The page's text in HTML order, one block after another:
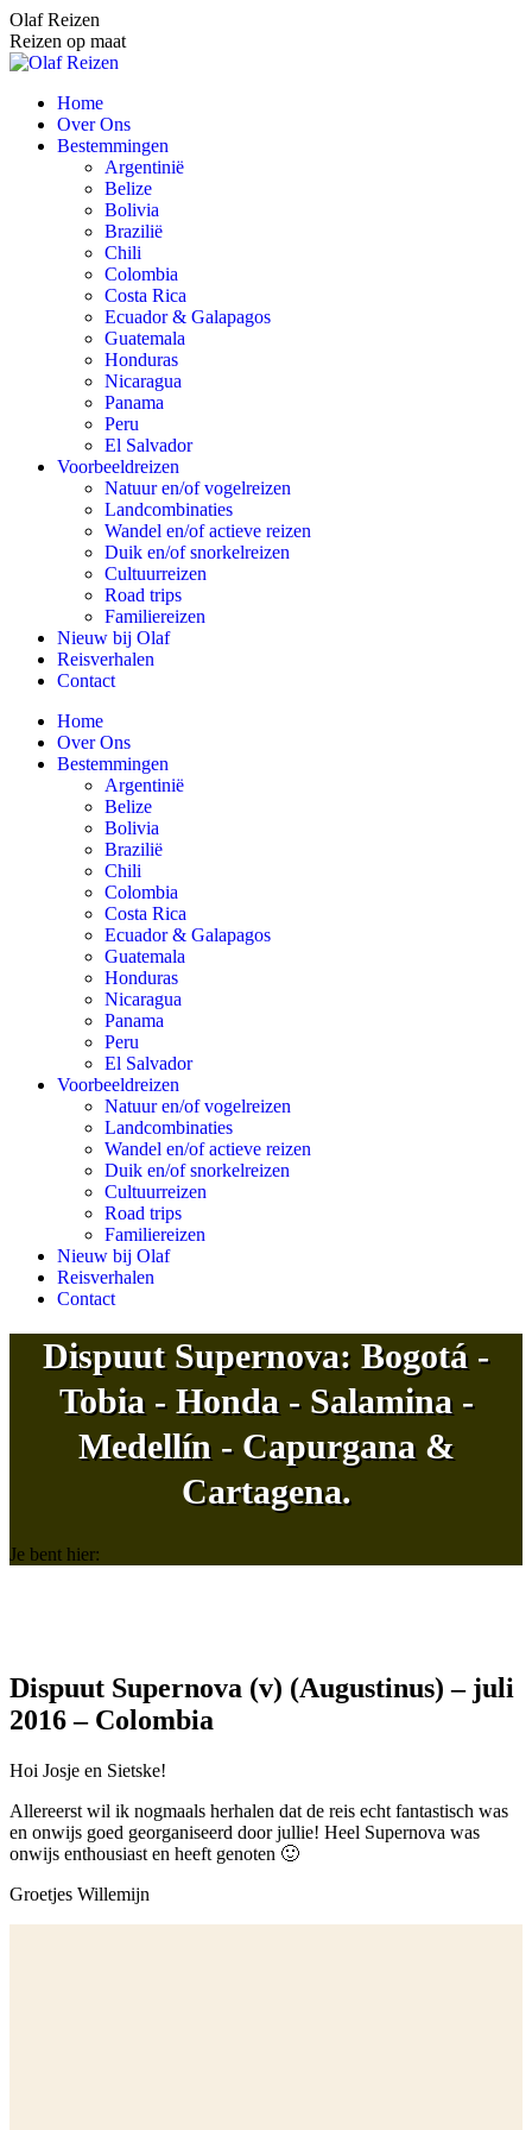
Spring
naar
content
Olaf Reizen
Reizen op maat
Home
Over Ons
Bestemmingen
Argentinië
Belize
Bolivia
Brazilië
Chili
Colombia
Costa Rica
Ecuador & Galapagos
Guatemala
Honduras
Nicaragua
Panama
Peru
El Salvador
Voorbeeldreizen
Natuur en/of vogelreizen
Landcombinaties
Wandel en/of actieve reizen
Duik en/of snorkelreizen
Cultuurreizen
Road trips
Familiereizen
Nieuw bij Olaf
Reisverhalen
Contact
Home
Over Ons
Bestemmingen
Argentinië
Belize
Bolivia
Brazilië
Chili
Colombia
Costa Rica
Ecuador & Galapagos
Guatemala
Honduras
Nicaragua
Panama
Peru
El Salvador
Voorbeeldreizen
Natuur en/of vogelreizen
Landcombinaties
Wandel en/of actieve reizen
Duik en/of snorkelreizen
Cultuurreizen
Road trips
Familiereizen
Nieuw bij Olaf
Reisverhalen
Contact
Dispuut Supernova: Bogotá -
Tobia - Honda - Salamina -
Medellín - Capurgana &
Cartagena.
Je bent hier:
Dispuut Supernova (v) (Augustinus) – juli
2016 – Colombia
Hoi Josje en Sietske!
Allereerst wil ik nogmaals herhalen dat de reis echt fantastisch was
en onwijs goed georganiseerd door jullie! Heel Supernova was
onwijs enthousiast en heeft genoten 🙂
Groetjes Willemijn